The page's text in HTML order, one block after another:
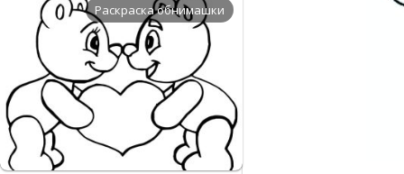
Раскраска обнимашки